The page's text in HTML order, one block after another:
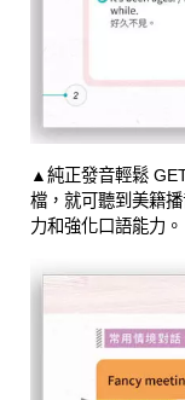
▲純正發音輕鬆
檔，就可聽到美籍
力和強化口語能力。